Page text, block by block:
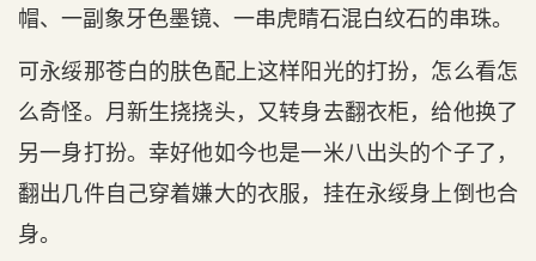
帽、一副象牙色墨镜、一串虎睛石混白纹石的串珠。
可永绥那苍白的肤色配上这样阳光的打扮，怎么看怎
么奇怪。月新生挠挠头，又转身去翻衣柜，给他换了
另一身打扮。幸好他如今也是一米八出头的个子了，
翻出几件自己穿着嫌大的衣服，挂在永绥身上倒也合
身。